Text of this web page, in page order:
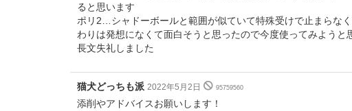
ると思います
ポリ2…シャドーボールと範囲が似ていて特殊受けで止まらな
わりは発想になくて面白そうと思ったので今度使ってみようと
長文失礼しました
猫犬どっちも派 2022年5月2日 95759560
添削やアドバイスお願いします！